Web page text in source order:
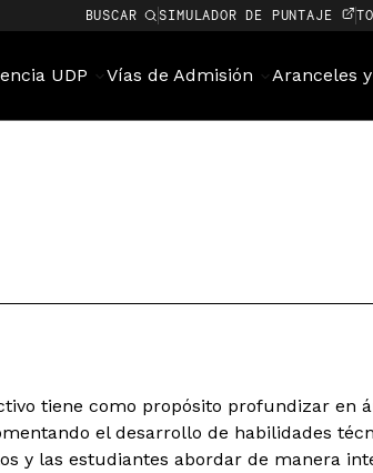
BUSCAR SIMULADOR DE PUNTAJE
UDP Vías de Admisión Aranceles
tiene como propósito profundizar en
el desarrollo de habilidades
y las estudiantes abordar de manera